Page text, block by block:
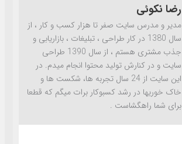
رضا نکوئی
مدیر و مدرس سایت صفر تا هزار کسب و کار ، از
سال 1380 در کار طراحی ، تبلیغات ، بازاریابی و
جذب مشتری هستم ، از سال 1390 طراحی
سایت و در کنارش تولید محتوا انجام میدم. در
این سایت از 24 سال تجربه ها، شکست ها و
خاک خوریها در رشد کسبوکار برات میگم که قطعا
برای شما راهگشاست .